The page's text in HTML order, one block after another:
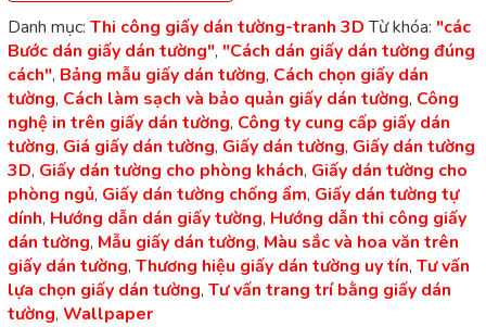
Danh mục: Thi công giấy dán tường-tranh 3D Từ khóa: "các
Bước dán giấy dán tường", "Cách dán giấy dán tường đúng
cách", Bảng mẫu giấy dán tường, Cách chọn giấy dán
tường, Cách làm sạch và bảo quản giấy dán tường, Công
nghệ in trên giấy dán tường, Công ty cung cấp giấy dán
tường, Giá giấy dán tường, Giấy dán tường, Giấy dán tường
3D, Giấy dán tường cho phòng khách, Giấy dán tường cho
phòng ngủ, Giấy dán tường chống ẩm, Giấy dán tường tự
dính, Hướng dẫn dán giấy tường, Hướng dẫn thi công giấy
dán tường, Mẫu giấy dán tường, Màu sắc và hoa văn trên
giấy dán tường, Thương hiệu giấy dán tường uy tín, Tư vấn
lựa chọn giấy dán tường, Tư vấn trang trí bằng giấy dán
tường, Wallpaper